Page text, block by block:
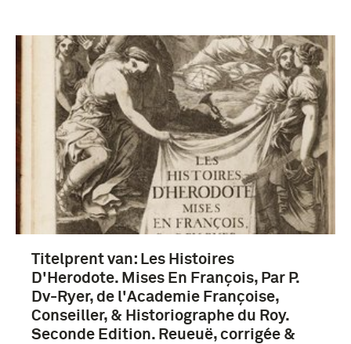
Titelprent van: Les Histoires
D'Herodote. Mises En François, Par P.
Dv-Ryer, de l'Academie Françoise,
Conseiller, & Historiographe du Roy.
Seconde Edition. Reueuë, corrigée &